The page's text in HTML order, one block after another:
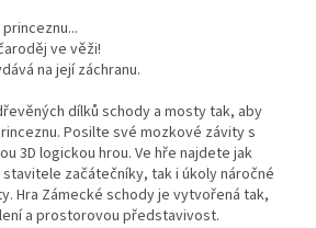
ve věži!
na její záchranu.
dílků schody a mosty tak, aby
Posilte své mozkové závity s
3D logickou hrou. Ve hře najdete jak
začátečníky, tak i úkoly náročné
Hra Zámecké schody je vytvořená tak,
a prostorovou představivost.